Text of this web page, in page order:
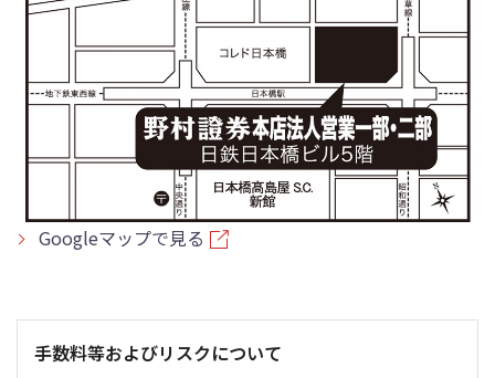
Googleマップで見る
手数料等およびリスクについて